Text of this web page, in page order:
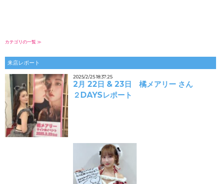
カテゴリの一覧 ≫
来店レポート
2025/2/25 18:37:25
2月 22日 & 23日 橘メアリー さん
２DAYSレポート